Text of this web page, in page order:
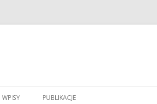
WPISY PUBLIKACJE